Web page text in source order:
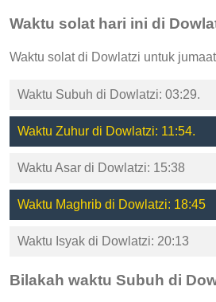
Waktu solat hari ini di
Waktu solat di Dowlatzi untuk
Waktu Subuh di Dowlatzi: 03:29.
Waktu Zuhur di Dowlatzi: 11:54.
Waktu Asar di Dowlatzi: 15:38
Waktu Maghrib di Dowlatzi: 18:45
Waktu Isyak di Dowlatzi: 20:13
Bilakah waktu Subuh di